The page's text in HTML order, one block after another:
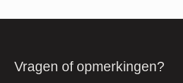
Vragen of opmerkingen?